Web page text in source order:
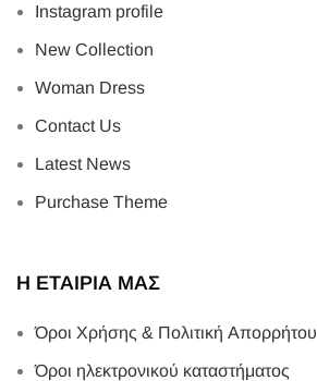
Instagram profile
New Collection
Woman Dress
Contact Us
Latest News
Purchase Theme
Η ΕΤΑΙΡΙΑ ΜΑΣ
Όροι Χρήσης & Πολιτική Απορρήτου
Όροι ηλεκτρονικού καταστήματος